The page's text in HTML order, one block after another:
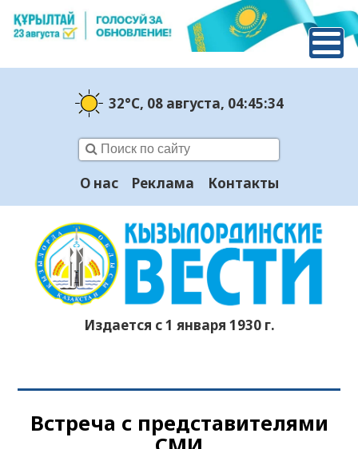
32°C, 08 августа, 04:45:35
О нас Реклама Контакты
Издается с 1 января 1930 г.
Встреча с представителями